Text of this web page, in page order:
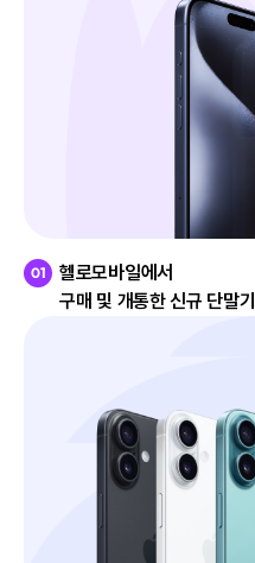
헬로모바일에서
구매 및 개통한 신규 단말기